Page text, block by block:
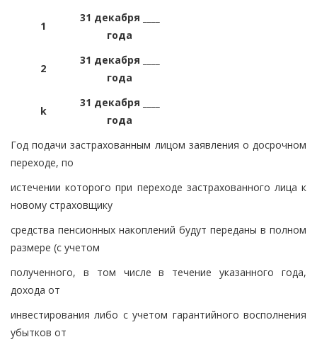
1
31 декабря ____
года
2
31 декабря ____
года
k
31 декабря ____
года
Год подачи застрахованным лицом заявления о досрочном
переходе, по
истечении которого при переходе застрахованного лица к
новому страховщику
средства пенсионных накоплений будут переданы в полном
размере (с учетом
полученного, в том числе в течение указанного года,
дохода от
инвестирования либо с учетом гарантийного восполнения
убытков от